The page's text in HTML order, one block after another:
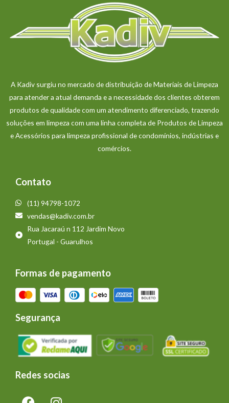
A Kadiv surgiu no mercado de distribuição de Materiais de Limpeza
para atender a atual demanda e a necessidade dos clientes obterem
produtos de qualidade com um atendimento diferenciado, trazendo
soluções em limpeza com uma linha completa de Produtos de Limpeza
e Acessórios para limpeza profissional de condomínios, indústrias e
comércios.
Contato
(11) 94798-1072
vendas@kadiv.com.br
Rua Jacaraú n 112 Jardim Novo
Portugal - Guarulhos
Formas de pagamento
Segurança
Redes socias